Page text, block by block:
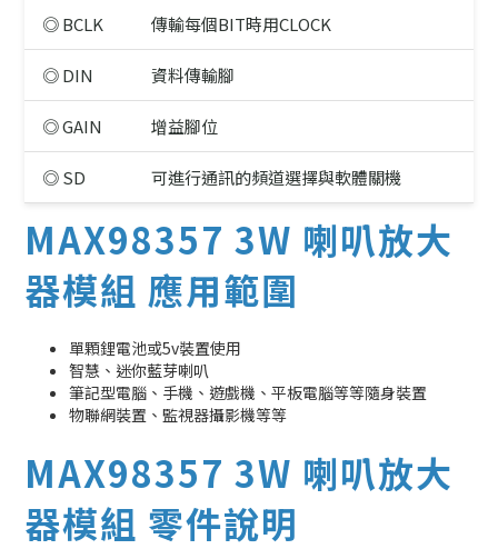
◎ BCLK 傳輸每個BIT時用CLOCK
◎ DIN 資料傳輸腳
◎ GAIN 增益腳位
◎ SD 可進行通訊的頻道選擇與軟體關機
MAX98357 3W 喇叭放大
器模組 應用範圍
單顆鋰電池或5v裝置使用
智慧、迷你藍芽喇叭
筆記型電腦、手機、遊戲機、平板電腦等等隨身裝置
物聯網裝置、監視器攝影機等等
MAX98357 3W 喇叭放大
器模組 零件說明